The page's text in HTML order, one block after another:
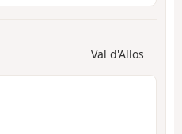
Val d'Allos